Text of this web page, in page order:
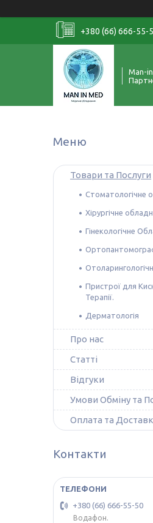
+380 (66) 666-55-
Man-
Товари та Послуги
Стоматологічне
Хірургічне
Гінекологічне
Пристрої для
Терапії.
Дерматологія
Про нас
Статті
Відгуки
Умови Обміну та
Оплата та
Контакти
+380 (66) 666-55-50
Водафон.